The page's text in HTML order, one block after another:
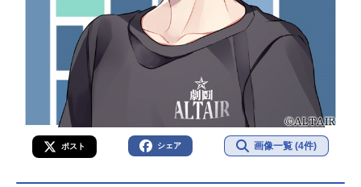
ポスト シェア 画像一覧 (4件)